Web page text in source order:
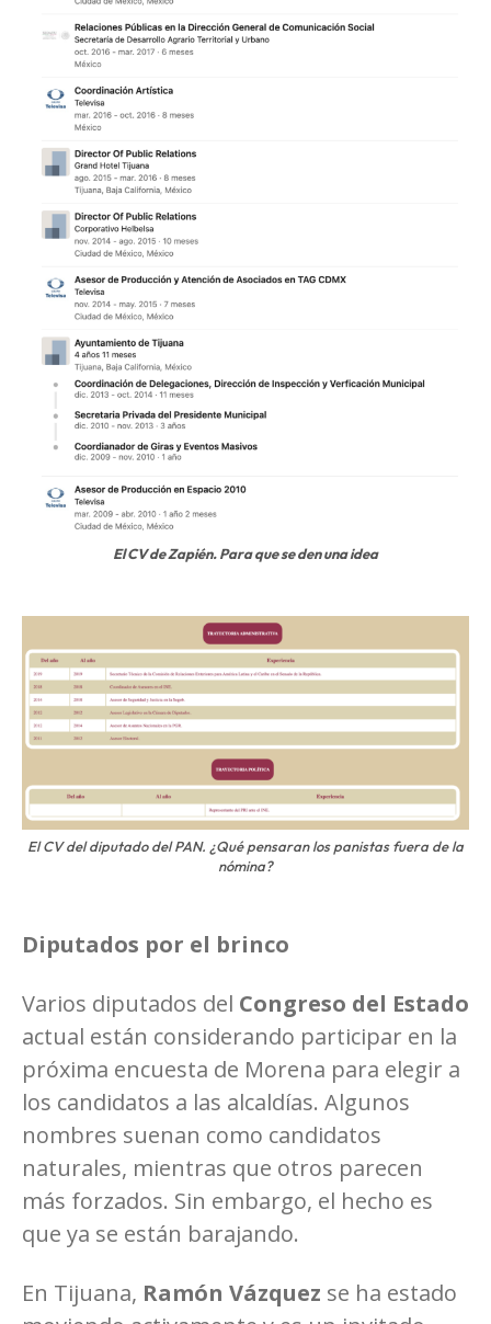
El CV de Zapién. Para que se den una idea
El CV del diputado del PAN. ¿Qué pensaran los panistas fuera de la
nómina?
Diputados por el brinco
Varios diputados del Congreso del Estado
actual están considerando participar en la
próxima encuesta de Morena para elegir a
los candidatos a las alcaldías. Algunos
nombres suenan como candidatos
naturales, mientras que otros parecen
más forzados. Sin embargo, el hecho es
que ya se están barajando.
En Tijuana, Ramón Vázquez se ha estado